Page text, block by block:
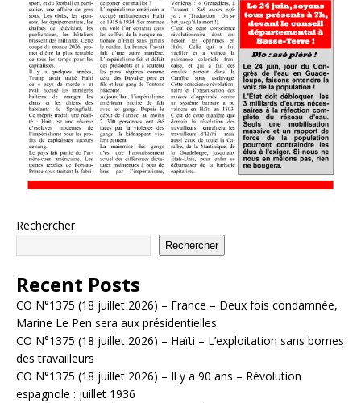
Rechercher
Rechercher
Recent Posts
CO N°1375 (18 juillet 2026) – France – Deux fois condamnée,
Marine Le Pen sera aux présidentielles
CO N°1375 (18 juillet 2026) – Haïti – L’exploitation sans bornes
des travailleurs
CO N°1375 (18 juillet 2026) – Il y a 90 ans – Révolution
espagnole : juillet 1936